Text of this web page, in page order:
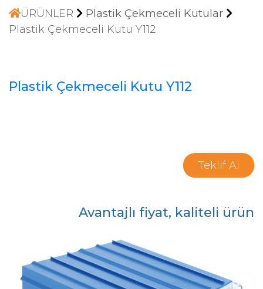
ÜRÜNLER
Plastik Çekmeceli Kutular
Plastik Çekmeceli Kutu Y112
Plastik Çekmeceli Kutu Y112
Teklif Al
Avantajlı fiyat, kaliteli ürün